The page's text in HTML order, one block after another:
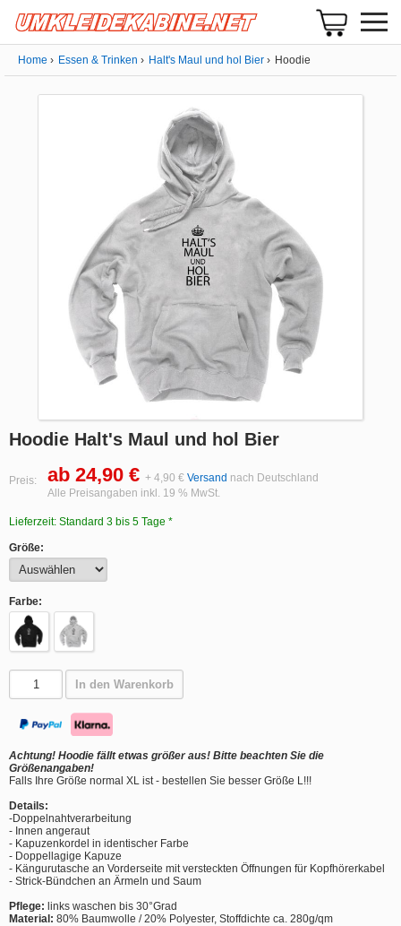
Home Essen & Trinken Halt's Maul und hol Bier Hoodie
Hoodie Halt's Maul und hol Bier
Preis: ab 24,90 € + 4,90 € Versand nach Deutschland
Alle Preisangaben inkl. 19 % MwSt.
Lieferzeit: Standard 3 bis 5 Tage *
Größe:
Farbe:
In den Warenkorb
Achtung! Hoodie fällt etwas größer aus! Bitte beachten Sie die
Größenangaben!
Falls Ihre Größe normal XL ist - bestellen Sie besser Größe L!!!
Details:
-Doppelnahtverarbeitung
- Innen angeraut
- Kapuzenkordel in identischer Farbe
- Doppellagige Kapuze
- Kängurutasche an Vorderseite mit versteckten Öffnungen für Kopfhörerkabel
- Strick-Bündchen an Ärmeln und Saum
Pflege: links waschen bis 30°Grad
Material: 80% Baumwolle / 20% Polyester, Stoffdichte ca. 280g/qm